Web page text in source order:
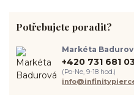
Potřebujete poradit?
Markéta
+420 731 681
(Po-Ne, 9-18 hod.)